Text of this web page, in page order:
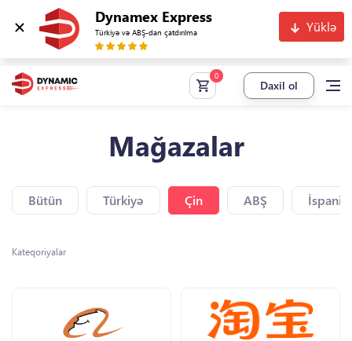
Dynamex Express
Türkiyə və ABŞ-dan çatdırılma Yüklə
Daxil ol
Mağazalar
Bütün Türkiyə Çin ABŞ
Kateqoriyalar